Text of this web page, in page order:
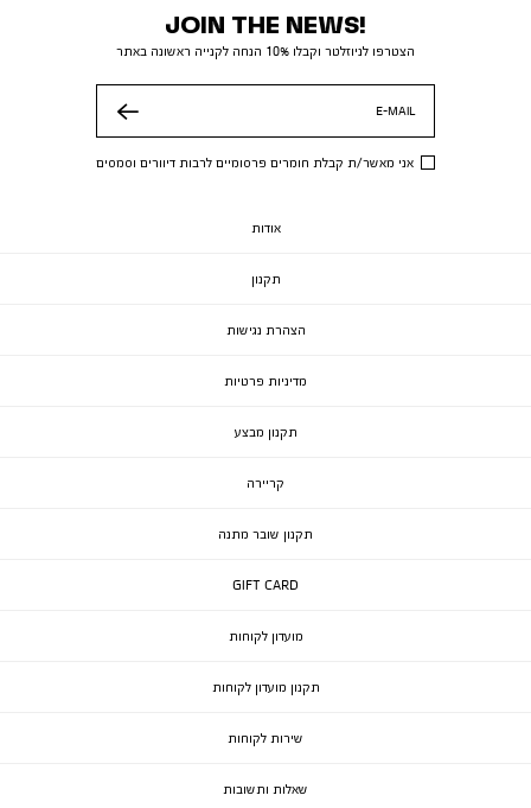
JOIN THE NEWS!
הצטרפו לניוזלטר וקבלו 10% הנחה לקנייה ראשונה באתר
E-MAIL
אני מאשר/ת קבלת חומרים פרסומיים לרבות דיוורים וסמסים
אודות
תקנון
הצהרת נגישות
מדיניות פרטיות
תקנון מבצע
קריירה
תקנון שובר מתנה
GIFT CARD
מועדון לקוחות
תקנון מועדון לקוחות
שירות לקוחות
שאלות ותשובות